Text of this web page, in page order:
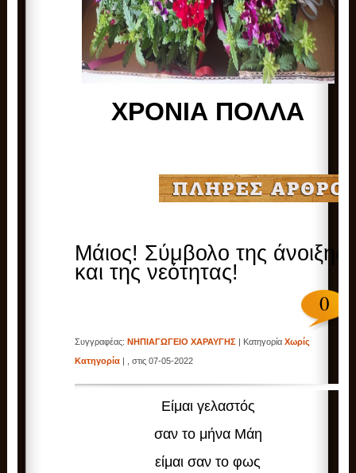
ΧΡΟΝΙΑ ΠΟΛΛΑ
Μάιος! Σύμβολο της άνοιξης
και της νεότητας!
0
Συγγραφέας:ΝΗΠΙΑΓΩΓΕΙΟ ΧΑΡΑΥΓΗΣ | ΚατηγορίαΧωρίς
Κατηγορία | , στις 07-05-2022
Είμαι γελαστός
σαν το μήνα Μάη
είμαι σαν το φως